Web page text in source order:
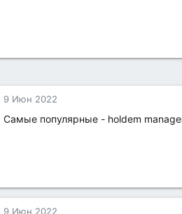
9 Июн 2022
Самые популярные - holdem
9 Июн 2022